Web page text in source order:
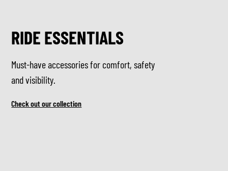
RIDE ESSENTIALS
Must-have accessories for comfort, safety
and visibility.
Check out our collection